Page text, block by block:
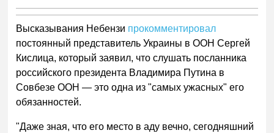
Высказывания Небензи прокомментировал
постоянный представитель Украины в ООН Сергей
Кислица, который заявил, что слушать посланника
российского президента Владимира Путина в
Совбезе ООН — это одна из "самых ужасных" его
обязанностей.
"Даже зная, что его место в аду вечно, сегодняшний